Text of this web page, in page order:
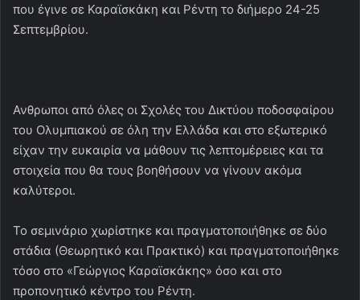
που έγινε σε Καραϊσκάκη και Ρέντη το διήμερο 24-25
Σεπτεμβρίου.
Ανθρωποι από όλες οι Σχολές του Δικτύου ποδοσφαίρου
του Ολυμπιακού σε όλη την Ελλάδα και στο εξωτερικό
είχαν την ευκαιρία να μάθουν τις λεπτομέρειες και τα
στοιχεία που θα τους βοηθήσουν να γίνουν ακόμα
καλύτεροι.
Το σεμινάριο χωρίστηκε και πραγματοποιήθηκε σε δύο
στάδια (Θεωρητικό και Πρακτικό) και πραγματοποιήθηκε
τόσο στο «Γεώργιος Καραϊσκάκης» όσο και στο
προπονητικό κέντρο του Ρέντη.